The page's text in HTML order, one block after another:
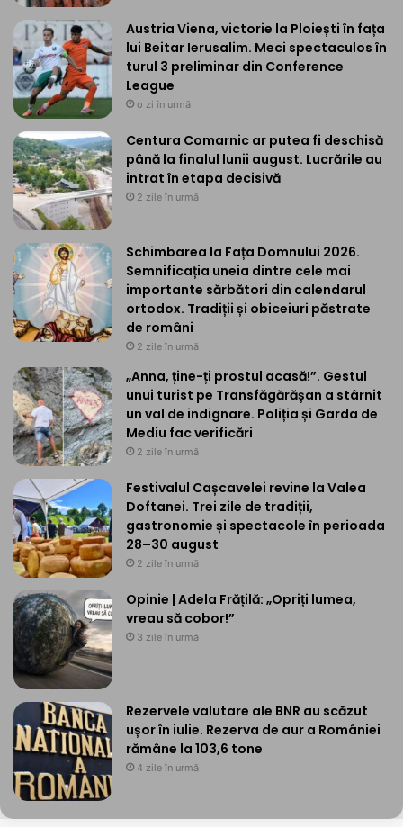
Austria Viena, victorie la Ploiești în fața
lui Beitar Ierusalim. Meci spectaculos în
turul 3 preliminar din Conference
League
o zi în urmă
Centura Comarnic ar putea fi deschisă
până la finalul lunii august. Lucrările au
intrat în etapa decisivă
2 zile în urmă
Schimbarea la Fața Domnului 2026.
Semnificația uneia dintre cele mai
importante sărbători din calendarul
ortodox. Tradiții și obiceiuri păstrate
de români
2 zile în urmă
„Anna, ține-ți prostul acasă!”. Gestul
unui turist pe Transfăgărășan a stârnit
un val de indignare. Poliția și Garda de
Mediu fac verificări
2 zile în urmă
Festivalul Cașcavelei revine la Valea
Doftanei. Trei zile de tradiții,
gastronomie și spectacole în perioada
28–30 august
2 zile în urmă
Opinie | Adela Frățilă: „Opriți lumea,
vreau să cobor!”
3 zile în urmă
Rezervele valutare ale BNR au scăzut
ușor în iulie. Rezerva de aur a României
rămâne la 103,6 tone
4 zile în urmă